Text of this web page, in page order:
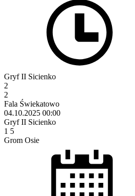
Gryf II Sicienko
2
2
Fala Świekatowo
04.10.2025 00:00
Gryf II Sicienko
1 5
Grom Osie